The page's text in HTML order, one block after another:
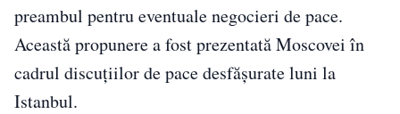
preambul pentru eventuale negocieri de pace.
Această propunere a fost prezentată Moscovei în
cadrul discuțiilor de pace desfășurate luni la
Istanbul.